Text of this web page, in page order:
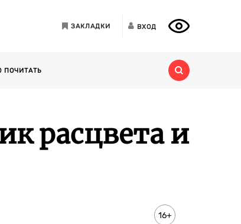
ЗАКЛАДКИ ВХОД
ПОЧИТАТЬ
расцвета и
16+